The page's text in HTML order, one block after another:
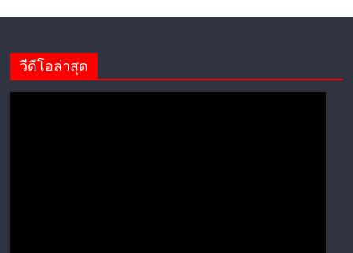
วีดีโอล่าสุด